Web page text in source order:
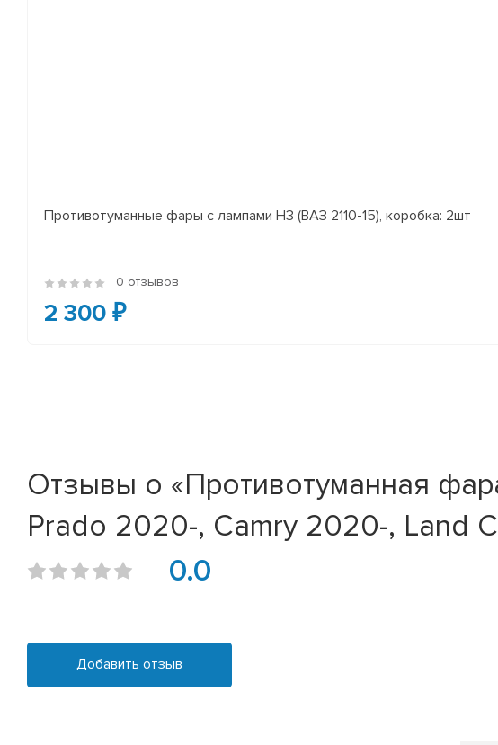
Противотуманные фары с лампами H3 (ВАЗ 2110-15), коробка: 2шт
0 отзывов
2 300 ₽
Отзывы о «Противотуманная
Prado 2020-, Camry 2020-, Land
0.0
Добавить отзыв